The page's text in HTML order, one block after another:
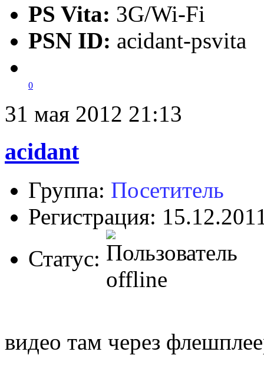
PS Vita: 3G/Wi-Fi
PSN ID: acidant-psvita
0
31 мая 2012 21:13
acidant
Группа: Посетитель
Регистрация:
Статус:
видео там через